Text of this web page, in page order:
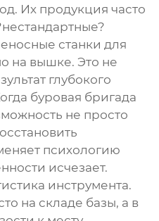
Их продукция часто
станки для
на вышке. Это не
глубокого
буровая бригада
не просто
психологию
исчезает.
инструмента.
на складе базы, а в